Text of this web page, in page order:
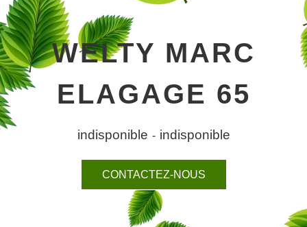
WELTY MARC
ELAGAGE 65
indisponible - indisponible
CONTACTEZ-NOUS